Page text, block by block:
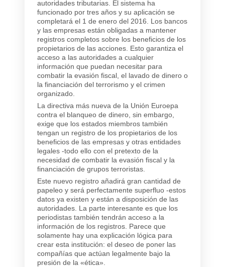
autoridades tributarias. El sistema ha
funcionado por tres años y su aplicación se
completará el 1 de enero del 2016. Los bancos
y las empresas están obligadas a mantener
registros completos sobre los beneficios de los
propietarios de las acciones. Esto garantiza el
acceso a las autoridades a cualquier
información que puedan necesitar para
combatir la evasión fiscal, el lavado de dinero o
la financiación del terrorismo y el crimen
organizado.
La directiva más nueva de la Unión Euroepa
contra el blanqueo de dinero, sin embargo,
exige que los estados miembros también
tengan un registro de los propietarios de los
beneficios de las empresas y otras entidades
legales -todo ello con el pretexto de la
necesidad de combatir la evasión fiscal y la
financiación de grupos terroristas.
Este nuevo registro añadirá gran cantidad de
papeleo y será perfectamente superfluo -estos
datos ya existen y están a disposición de las
autoridades. La parte interesante es que los
periodistas también tendrán acceso a la
información de los registros. Parece que
solamente hay una explicación lógica para
crear esta institución: el deseo de poner las
compañías que actúan legalmente bajo la
presión de la «ética».